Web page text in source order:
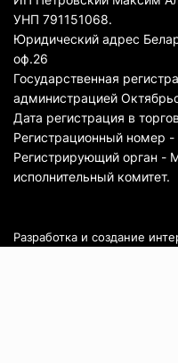
УНП 791151068.
Юридический адрес
оф.26
Государственная
администрацией
Дата регистрация в
Регистрационный номер
Регистрирующий орган -
исполнительный комитет.
Разработка и создание